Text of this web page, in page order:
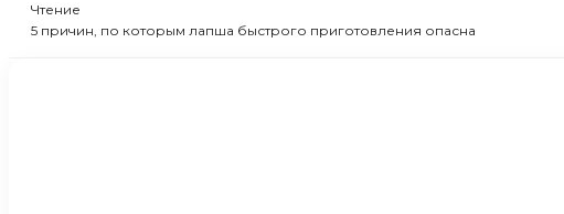
Чтение
5 причин, по которым лапша быстрого приготовления опасна